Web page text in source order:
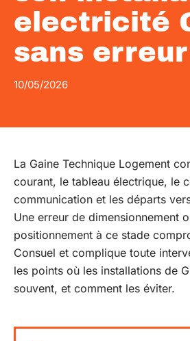
electricité
sans erreur
10/05/2026
La Gaine Technique Logement
courant, le tableau électrique, le
communication et les départs
Une erreur de dimensionnement
positionnement à ce stade
Consuel et complique toute
les points où les installations de
souvent, et comment les éviter.